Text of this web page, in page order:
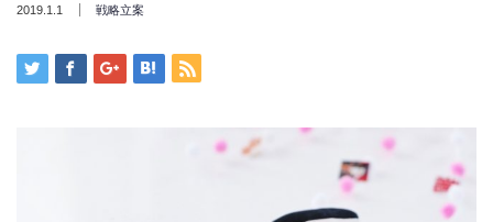
2019.1.1 戦略立案